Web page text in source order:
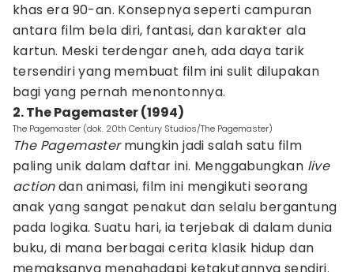
khas era 90-an. Konsepnya seperti campuran
antara film bela diri, fantasi, dan karakter ala
kartun. Meski terdengar aneh, ada daya tarik
tersendiri yang membuat film ini sulit dilupakan
bagi yang pernah menontonnya.
2. The Pagemaster (1994)
The Pagemaster (dok. 20th Century Studios/The Pagemaster)
The Pagemastermungkin jadi salah satu film
paling unik dalam daftar ini. Menggabungkan live
actiondan animasi, film ini mengikuti seorang
anak yang sangat penakut dan selalu bergantung
pada logika. Suatu hari, ia terjebak di dalam dunia
buku, di mana berbagai cerita klasik hidup dan